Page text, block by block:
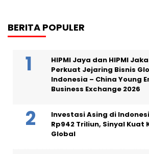
BERITA POPULER
HIPMI Jaya dan HIPMI
Perkuat Jejaring Bisnis
Indonesia – China Young
Business Exchange 2026
Investasi Asing di
Rp942 Triliun, Sinyal Kuat
Global